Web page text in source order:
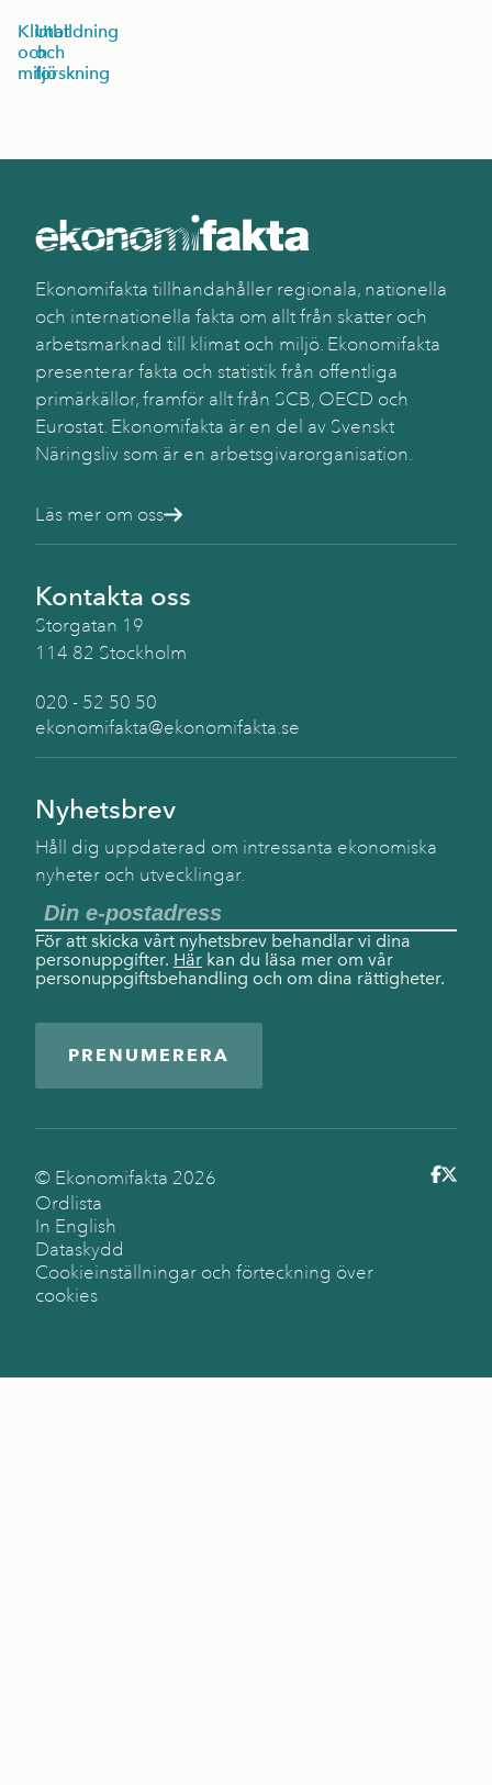
Klimat
och
miljö
Utbildning
och
forskning
Ekonomifakta tillhandahåller regionala, nationella
och internationella fakta om allt från skatter och
arbetsmarknad till klimat och miljö. Ekonomifakta
presenterar fakta och statistik från offentliga
primärkällor, framför allt från SCB, OECD och
Eurostat. Ekonomifakta är en del av Svenskt
Näringsliv som är en arbetsgivarorganisation.
Läs mer om oss
Kontakta oss
Storgatan 19
114 82 Stockholm
020 - 52 50 50
ekonomifakta@ekonomifakta.se
Nyhetsbrev
Håll dig uppdaterad om intressanta ekonomiska
nyheter och utvecklingar.
För att skicka vårt nyhetsbrev behandlar vi dina
personuppgifter. Här kan du läsa mer om vår
personuppgiftsbehandling och om dina rättigheter.
PRENUMERERA
© Ekonomifakta 2026
Ordlista
In English
Dataskydd
Cookieinställningar och förteckning över
cookies